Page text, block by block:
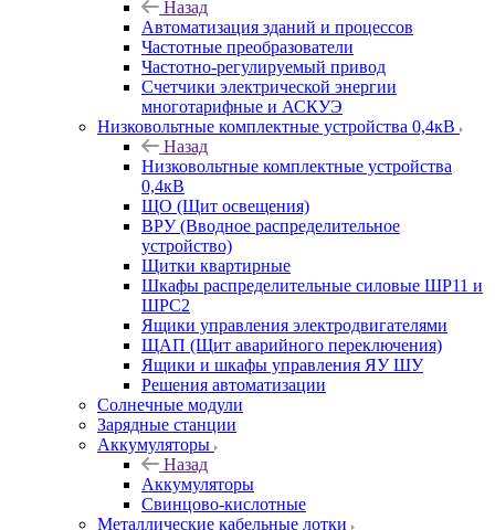
Назад
Автоматизация зданий и процессов
Частотные преобразователи
Частотно-регулируемый привод
Счетчики электрической энергии
многотарифные и АСКУЭ
Низковольтные комплектные устройства 0,4кВ
Назад
Низковольтные комплектные устройства
0,4кВ
ЩО (Щит освещения)
ВРУ (Вводное распределительное
устройство)
Щитки квартирные
Шкафы распределительные силовые ШР11 и
ШРС2
Ящики управления электродвигателями
ЩАП (Щит аварийного переключения)
Ящики и шкафы управления ЯУ ШУ
Решения автоматизации
Солнечные модули
Зарядные станции
Аккумуляторы
Назад
Аккумуляторы
Свинцово-кислотные
Металлические кабельные лотки